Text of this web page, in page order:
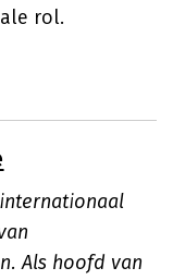
rol.
Als hoofd van